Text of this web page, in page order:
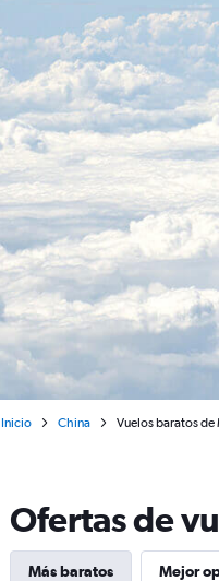
Inicio China Vuelos baratos de
Ofertas de
Más baratos Mejor